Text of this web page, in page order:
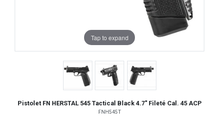
Tap to expand
Pistolet FN HERSTAL 545 Tactical Black 4.7" Fileté Cal. 45 ACP
FNH545T